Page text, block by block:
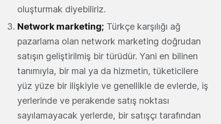
oluşturmak diyebiliriz.
Network marketing; Türkçe karşılığı ağ
pazarlama olan network marketing doğrudan
satışın geliştirilmiş bir türüdür. Yani en bilinen
tanımıyla, bir mal ya da hizmetin, tüketicilere
yüz yüze bir ilişkiyle ve genellikle de evlerde, iş
yerlerinde ve perakende satış noktası
sayılamayacak yerlerde, bir satışçı tarafından